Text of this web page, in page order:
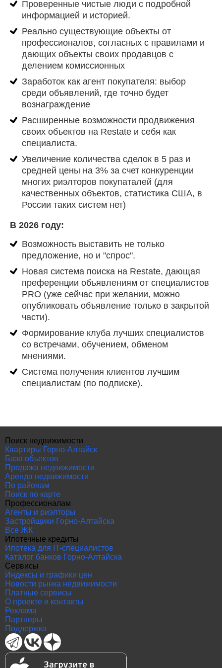
Проверенные чистые люди с подробной
информацией и историей.
Реально существующие объекты от
профессионалов, согласных с правилами и
дающих объекты своих продавцов с
делением комиссионных
Заработок как агент покупателя: выбор
среди объявлений, где точно будет
вознаграждение
Расширенные возможности продвижения
своих объектов на Restate и себя как
специалиста.
Увеличение количества сделок в 5 раз и
средней цены на 3% за счет конкуренции
многих риэлторов покупаталей (для
качественных объектов, статистика США, в
России таких систем нет)
В 2026 году:
Возможность выставить не только
предложение, но и "спрос".
Новая система поиска на Restate, дающая
преференции объявлениям от специалистов
PRO (уже сейчас при желании, можно
опубликовать объявление только в закрытой
части).
Формирование клуба лучших специалистов
со встречами, обучением, обменом
мнениями.
Система получения клиентов лучшим
специалистам (по подписке).
Поиск недвижимости
Квартиры Горно-Алтайск
База объектов
Продажа недвижимости
Аренда недвижимости
По районам
Поиск по карте
Профессионалам
Агенты и риэлторы
Застройщики Горно-Алтайска
Все ЖК
Ипотечные кредиты
Ипотека для IT-специалистов
Каталог банков Горно-Алтайска
Сервисы
Индексы и графики цен
Новости рынка недвижимости
Платные сервисы
О проекте и контакты
Реклама
Партнеры
Поддержка